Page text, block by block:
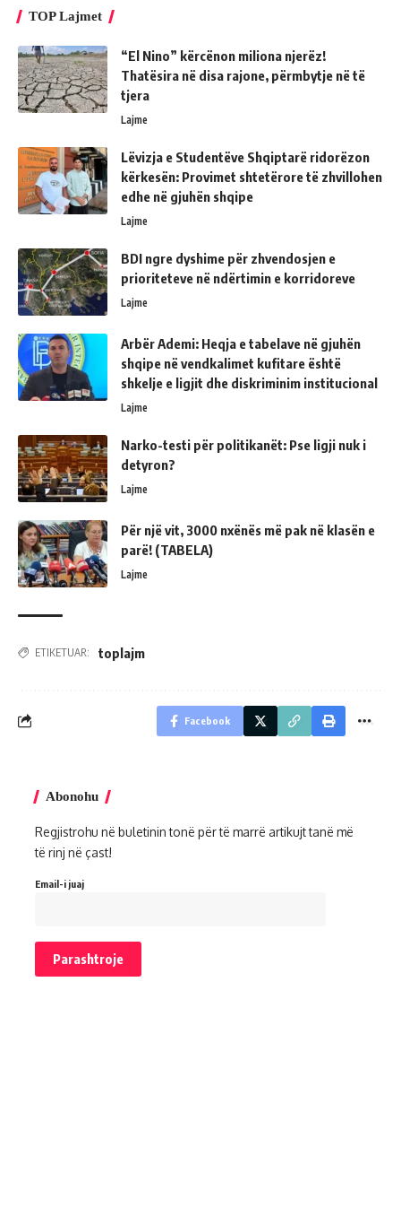
TOP Lajmet
“El Nino” kërcënon miliona njerëz!
Thatësira në disa rajone, përmbytje në të
tjera
Lajme
Lëvizja e Studentëve Shqiptarë ridorëzon
kërkesën: Provimet shtetërore të zhvillohen
edhe në gjuhën shqipe
Lajme
BDI ngre dyshime për zhvendosjen e
prioriteteve në ndërtimin e korridoreve
Lajme
Arbër Ademi: Heqja e tabelave në gjuhën
shqipe në vendkalimet kufitare është
shkelje e ligjit dhe diskriminim institucional
Lajme
Narko-testi për politikanët: Pse ligji nuk i
detyron?
Lajme
Për një vit, 3000 nxënës më pak në klasën e
parë! (TABELA)
Lajme
ETIKETUAR: toplajm
Facebook
Abonohu
Regjistrohu në buletinin tonë për të marrë artikujt tanë më
të rinj në çast!
Email-i juaj